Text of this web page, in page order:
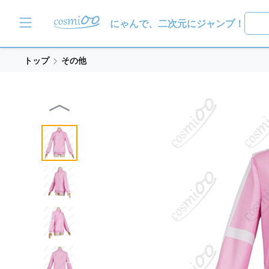
にゃんで、二次元にジャンプ！
トップ その他